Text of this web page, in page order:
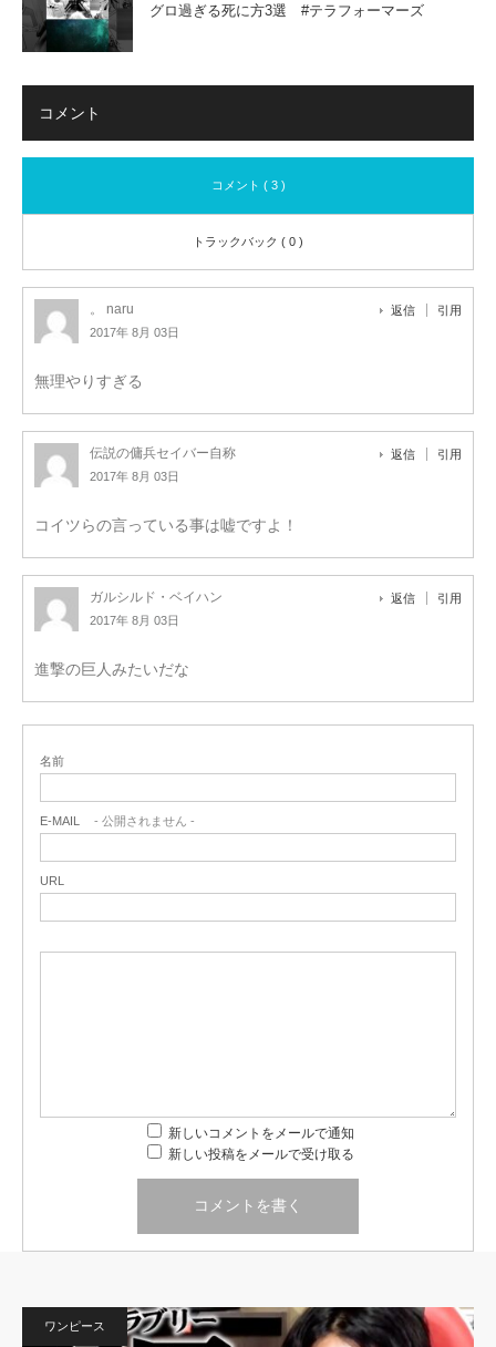
グロ過ぎる死に方3選 #テラフォーマーズ
コメント
コメント ( 3 )
トラックバック ( 0 )
。 naru
2017年 8月 03日
返信 引用
無理やりすぎる
伝説の傭兵セイバー自称
2017年 8月 03日
返信 引用
コイツらの言っている事は嘘ですよ！
ガルシルド・ベイハン
2017年 8月 03日
返信 引用
進撃の巨人みたいだな
名前
E-MAIL - 公開されません -
URL
新しいコメントをメールで通知
新しい投稿をメールで受け取る
ワンピース